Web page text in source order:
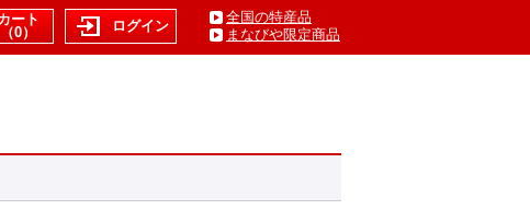
ート
（0）
ログイン
全国の特産品
まなびや限定商品